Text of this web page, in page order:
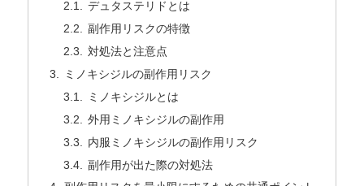
デュタステリドとは
副作用リスクの特徴
対処法と注意点
ミノキシジルの副作用リスク
ミノキシジルとは
外用ミノキシジルの副作用
内服ミノキシジルの副作用リスク
副作用が出た際の対処法